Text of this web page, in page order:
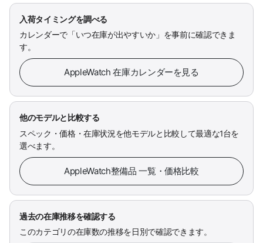
入荷タイミングを調べる
カレンダーで「いつ在庫が出やすいか」を事前に確認できま
す。
AppleWatch 在庫カレンダーを見る
他のモデルと比較する
スペック・価格・在庫状況を他モデルと比較して最適な1台を
選べます。
AppleWatch整備品 一覧・価格比較
過去の在庫推移を確認する
このカテゴリの在庫数の推移を日別で確認できます。